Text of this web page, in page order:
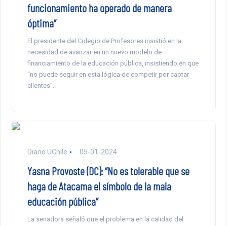
funcionamiento ha operado de manera
óptima”
El presidente del Colegio de Profesores insistió en la
necesidad de avanzar en un nuevo modelo de
financiamiento de la educación pública, insistiendo en que
“no puede seguir en esta lógica de competir por captar
clientes”.
Diario UChile 05-01-2024
Yasna Provoste (DC): “No es tolerable que se
haga de Atacama el símbolo de la mala
educación pública”
La senadora señaló que el problema en la calidad del